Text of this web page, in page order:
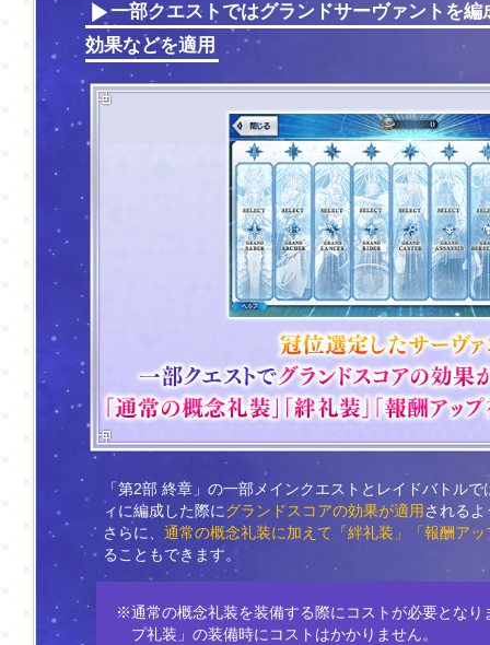
一部クエストではグランドサーヴァントを
効果などを適用
「第2部 終章」の一部メインクエストとレイドバトル
ィに編成した際にグランドスコアの効果が適用 される
さらに、 通常の概念礼装に加えて「絆礼装」「報酬ア
ることもできます。
※通常の概念礼装を装備する際にコストが必要となり
プ礼装」の装備時にコストはかかりません。